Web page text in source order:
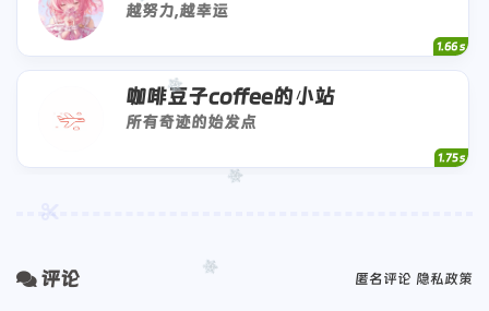
越努力,越幸运
1.66 s
咖啡豆子coffee的小站
所有奇迹的始发点
1.75 s
评论 匿名评论 隐私政策